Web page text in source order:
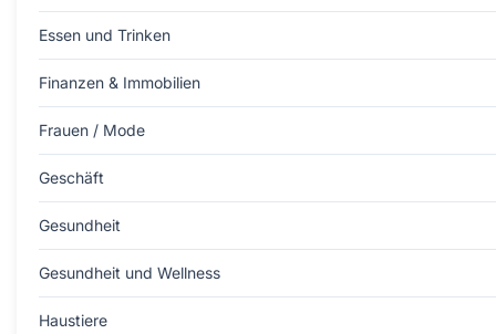
Essen und Trinken
Finanzen & Immobilien
Frauen / Mode
Geschäft
Gesundheit
Gesundheit und Wellness
Haustiere